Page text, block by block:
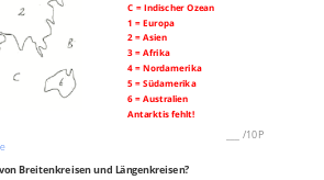
C = Indischer Ozean
1 = Europa
2 = Asien
3 = Afrika
4 = Nordamerika
5 = Südamerika
6 = Australien
Antarktis fehlt!
/10P
Breitenkreisen und Längenkreisen?